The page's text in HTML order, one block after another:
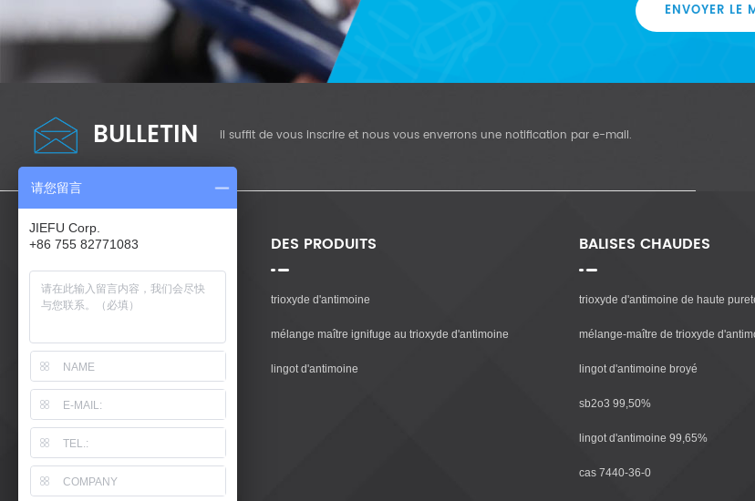
ENVOYER LE
BULLETIN il suffit de vous inscrire et nous vous enverrons une notification par e-mail.
BESOIN D'AIDE POUR
Maison
À Propos De Nous
Contactez Nous
Blog
DES PRODUITS
trioxyde d'antimoine
mélange maître ignifuge au trioxyde d'antimoine
lingot d'antimoine
BALISES CHAUDES
trioxyde d'antimoine de haute
mélange-maître de trioxyde
lingot d'antimoine broyé
sb2o3 99,50%
lingot d'antimoine 99,65%
cas 7440-36-0
请您留言
JIEFU Corp.
+86 755 82771083